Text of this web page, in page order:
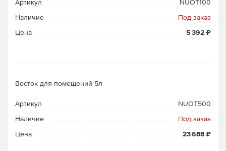
Артикул
NUOT100
Наличие
Под заказ
Цена
5 392 ₽
Восток для помещений 5л
Артикул
NUOT500
Наличие
Под заказ
Цена
23 688 ₽